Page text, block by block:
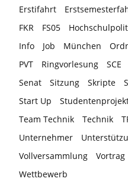
Erstifahrt
FKR
FS05
Info
Job München
PVT
Ringvorlesung SCE
Senat
Sitzung Skripte
Start Up
Team Technik
Technik
Unternehmer
Vollversammlung
Vortrag
Wettbewerb